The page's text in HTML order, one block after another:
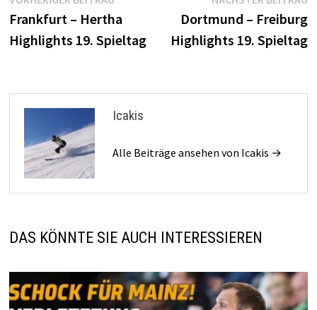
Beitrag:
Frankfurt – Hertha
Highlights 19. Spieltag
Dortmund – Freiburg
Highlights 19. Spieltag
Icakis
Alle Beiträge ansehen von Icakis →
DAS KÖNNTE SIE AUCH INTERESSIEREN